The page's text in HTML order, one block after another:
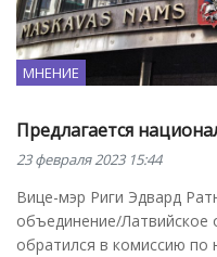
МНЕНИЕ
Предлагается
23 февраля 2023 15:44
Вице-мэр Риги Эдвард
объединение/Латвийское
обратился в комиссию по